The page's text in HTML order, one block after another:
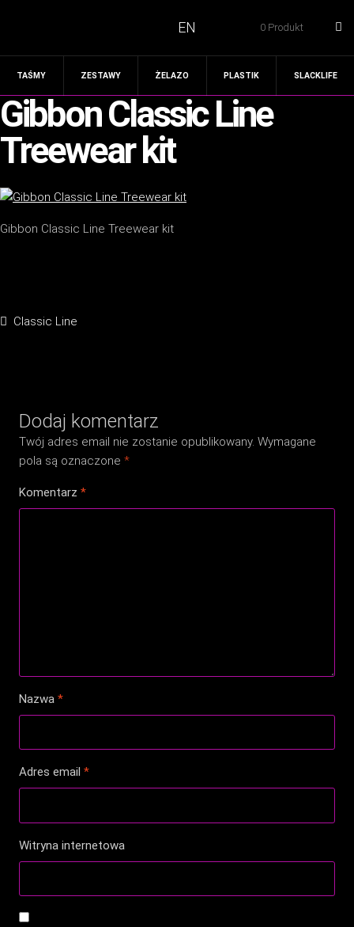
0 Produkt
EN
TAŚMY ZESTAWY ŻELAZO PLASTIK SLACKLIFE
Gibbon Classic Line
Treewear kit
Gibbon Classic Line Treewear kit
Nawigacja
Poprzedni
Classic Line
Dodaj komentarz
Twój adres email nie zostanie opublikowany. Wymagane
pola są oznaczone*
Komentarz*
Nazwa*
Adres email*
Witryna internetowa